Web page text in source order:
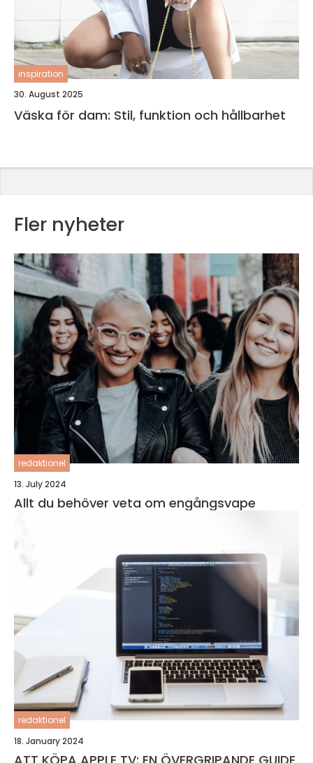
inspiration
30. August 2025
Väska för dam: Stil, funktion och hållbarhet
Fler nyheter
redaktionel
13. July 2024
Allt du behöver veta om engångsvape
redaktionel
18. January 2024